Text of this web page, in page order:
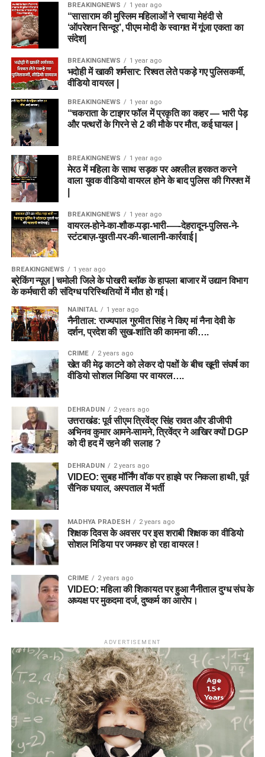
BREAKINGNEWS 1 year ago
“सासाराम की मुस्लिम महिलाओं ने रचाया मेहंदी से
‘ऑपरेशन सिन्दूर’, पीएम मोदी के स्वागत में गूंजा एकता का
संदेश|
BREAKINGNEWS 1 year ago
भदोही में खाकी शर्मसार: रिश्वत लेते पकड़े गए पुलिसकर्मी,
वीडियो वायरल |
BREAKINGNEWS 1 year ago
“चकराता के टाइगर फॉल में प्रकृति का कहर — भारी पेड़
और पत्थरों के गिरने से 2 की मौके पर मौत, कई घायल |
BREAKINGNEWS 1 year ago
मेरठ में महिला के साथ सड़क पर अश्लील हरकत करने
वाला युवक वीडियो वायरल होने के बाद पुलिस की गिरफ्त में
BREAKINGNEWS 1 year ago
वायरल-होने-का-शौक-पड़ा-भारी-—-देहरादून-पुलिस-ने-
स्टंटबाज़-युवती-पर-की-चालानी-कार्रवाई |
BREAKINGNEWS 1 year ago
ब्रेकिंग न्यूज़ | चमोली जिले के पोखरी ब्लॉक के हापला बाजार में उद्यान विभाग
के कर्मचारी की संदिग्ध परिस्थितियों में मौत हो गई।
NAINITAL 1 year ago
नैनीताल: राज्यपाल गुरमीत सिंह ने किए मां नैना देवी के
दर्शन, प्रदेश की सुख-शांति की कामना की….
CRIME 2 years ago
खेत की मेढ़ काटने को लेकर दो पक्षों के बीच खूनी संघर्ष का
वीडियो सोशल मिडिया पर वायरल….
DEHRADUN 2 years ago
उत्तराखंड: पूर्व सीएम त्रिवेंद्र सिंह रावत और डीजीपी
अभिनव कुमार आमने-सामने, त्रिवेंद्र ने आखिर क्यों DGP
को दी हद में रहने की सलाह ?
DEHRADUN 2 years ago
VIDEO: सुबह मॉर्निंग वॉक पर हाइवे पर निकला हाथी, पूर्व
सैनिक घयाल, अस्पताल में भर्ती
MADHYA PRADESH 2 years ago
शिक्षक दिवस के अवसर पर इस शराबी शिक्षक का वीडियो
सोशल मिडिया पर जमकर हो रहा वायरल !
CRIME 2 years ago
VIDEO: महिला की शिकायत पर हुआ नैनीताल दुग्ध संघ के
अध्यक्ष पर मुकदमा दर्ज, दुष्कर्म का आरोप।
ADVERTISEMENT